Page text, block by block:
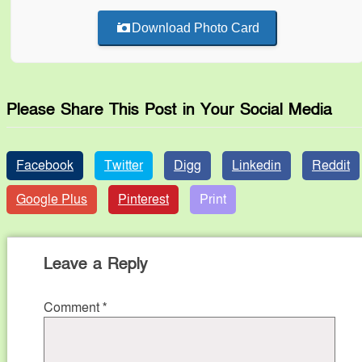
Download Photo Card
Please Share This Post in Your Social Media
Facebook Twitter Digg Linkedin
Reddit
Google Plus
Pinterest Print
Leave a Reply
Comment*